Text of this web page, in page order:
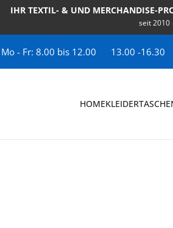
IHR TEXTIL- & UND MERCHANDISE-
seit 2010
Mo - Fr: 8.00 bis 12.00 13.00 -16.30
HOMEKLEIDER